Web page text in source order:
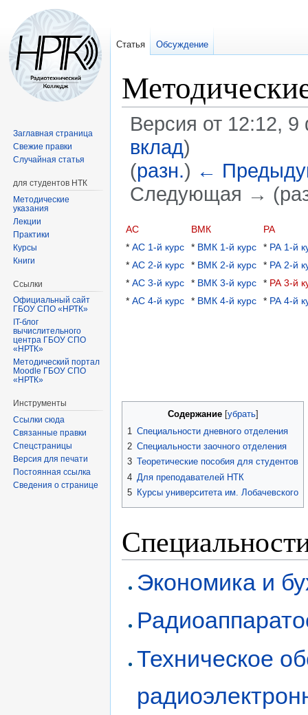
Версия от 12:12,
вклад)
(разн.) ←
Следующая →
Перейти
Перейти
АС
* АС 1-й курс
* АС 2-й курс
* АС 3-й курс
* АС 4-й курс
ВМК
* ВМК 1-й курс
* ВМК 2-й курс
* ВМК 3-й курс
* ВМК 4-й курс
РА
* РА 1-й
* РА 2-й
* РА 3-й
* РА 4-й
Содержание
1 Специальности дневного отделения
2 Специальности заочного отделения
3 Теоретические пособия для студентов
4 Для преподавателей НТК
5 Курсы университета им. Лобачевского
Экономика и
Техническое
Статья Обсуждение
Заглавная страница
Свежие правки
Случайная статья
для студентов НТК
Методические
указания
Лекции
Практики
Курсы
Книги
Ссылки
Официальный сайт
ГБОУ СПО «НРТК»
IT-блог
вычислительного
центра ГБОУ СПО
«НРТК»
Методический портал
Moodle ГБОУ СПО
«НРТК»
Инструменты
Ссылки сюда
Связанные правки
Спецстраницы
Версия для печати
Постоянная ссылка
Сведения о странице